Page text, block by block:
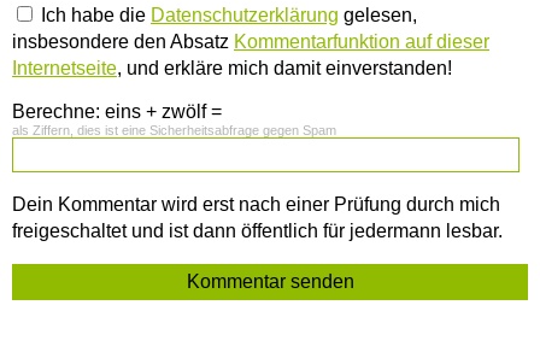
Ich habe die Datenschutzerklärung gelesen,
insbesondere den Absatz Kommentarfunktion auf dieser
Internetseite, und erkläre mich damit einverstanden!
Berechne: eins + zwölf =
als Ziffern, dies ist eine Sicherheitsabfrage gegen Spam
Dein Kommentar wird erst nach einer Prüfung durch mich
freigeschaltet und ist dann öffentlich für jedermann lesbar.